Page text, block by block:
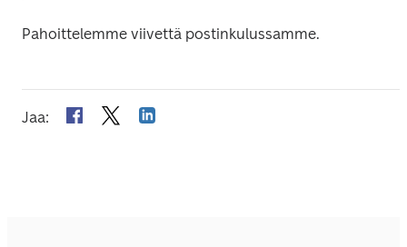
Pahoittelemme viivettä postinkulussamme.
Jaa: